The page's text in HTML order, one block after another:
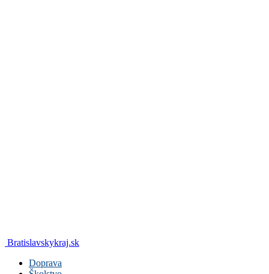
Bratislavskykraj.sk
Doprava